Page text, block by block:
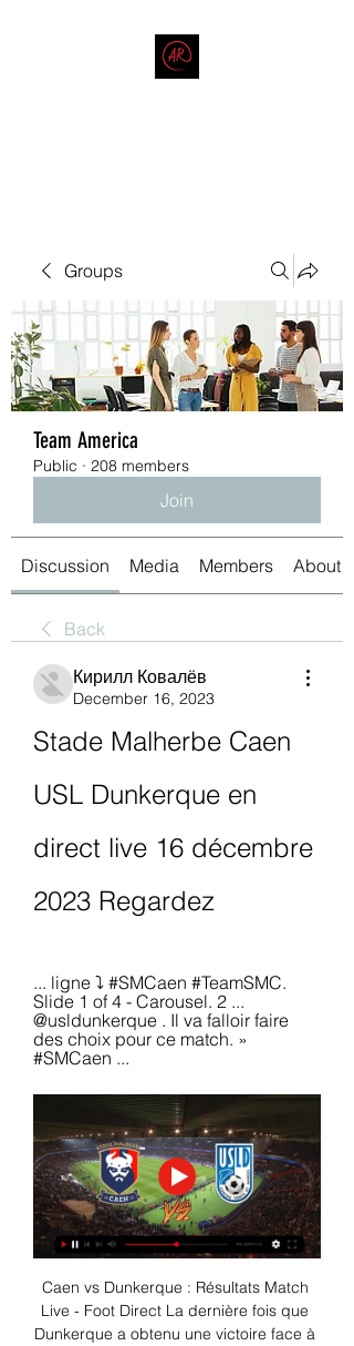
Groups
Team America
Public · 208 members
Join
Discussion Media Members About
Back
Кирилл Ковалёв
December 16, 2023
Stade Malherbe Caen
USL Dunkerque en
direct live 16 décembre
2023 Regardez
... ligne ⤵️ #SMCaen #TeamSMC.
Slide 1 of 4 - Carousel. 2 ...
@usldunkerque . Il va falloir faire
des choix pour ce match. »
#SMCaen ...
Caen vs Dunkerque : Résultats Match
Live - Foot Direct La dernière fois que
Dunkerque a obtenu une victoire face à